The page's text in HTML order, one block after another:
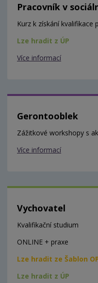
Pracovník v
Kurz k získání kvalifikace
Lze hradit z ÚP
Více informací
Gerontooblek
Zážitkové workshopy s
Více informací
Vychovatel
Kvalifikační studium
ONLINE + praxe
Lze hradit ze Šablon
Lze hradit z ÚP